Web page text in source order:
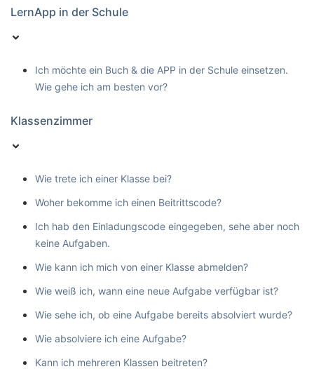
LernApp in der Schule
Ich möchte ein Buch & die APP in der Schule einsetzen.
Wie gehe ich am besten vor?
Klassenzimmer
Wie trete ich einer Klasse bei?
Woher bekomme ich einen Beitrittscode?
Ich hab den Einladungscode eingegeben, sehe aber noch
keine Aufgaben.
Wie kann ich mich von einer Klasse abmelden?
Wie weiß ich, wann eine neue Aufgabe verfügbar ist?
Wie sehe ich, ob eine Aufgabe bereits absolviert wurde?
Wie absolviere ich eine Aufgabe?
Kann ich mehreren Klassen beitreten?